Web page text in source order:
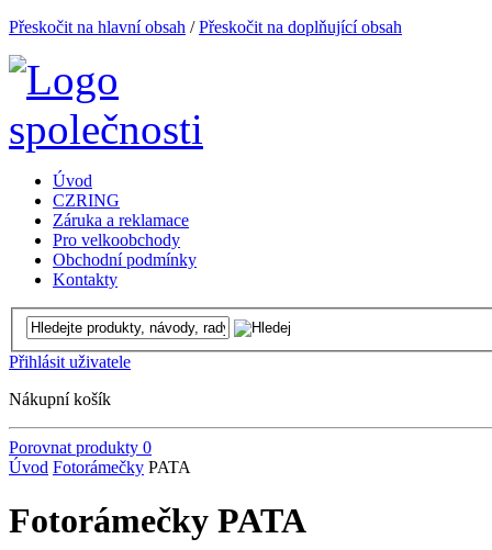
Přeskočit na hlavní obsah /Přeskočit na doplňující obsah
Úvod
CZRING
Záruka a reklamace
Pro velkoobchody
Obchodní podmínky
Kontakty
Přihlásit uživatele
Nákupní košík
Porovnat produkty 0
Úvod Fotorámečky PATA
Fotorámečky PATA